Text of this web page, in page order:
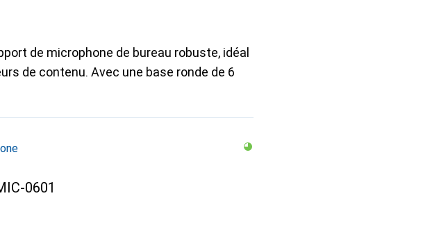
de microphone de bureau robuste, idéal
de contenu. Avec une base ronde de 6
0601